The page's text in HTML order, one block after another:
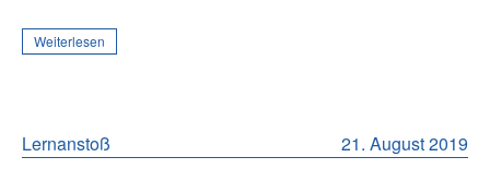
Weiterlesen
21. August 2019
Lernanstoß